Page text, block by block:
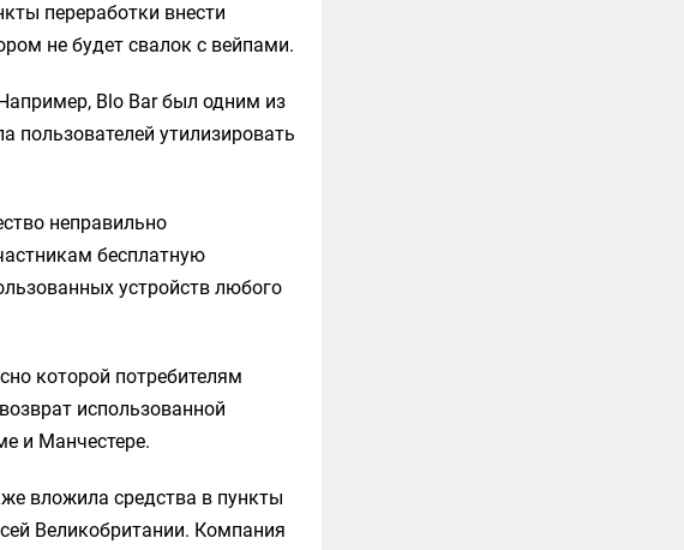
переработки внести
не будет свалок с вейпами.
Blo Bar был одним из
пользователей утилизировать
неправильно
бесплатную
устройств любого
которой потребителям
использованной
и Манчестере.
вложила средства в пункты
Великобритании. Компания